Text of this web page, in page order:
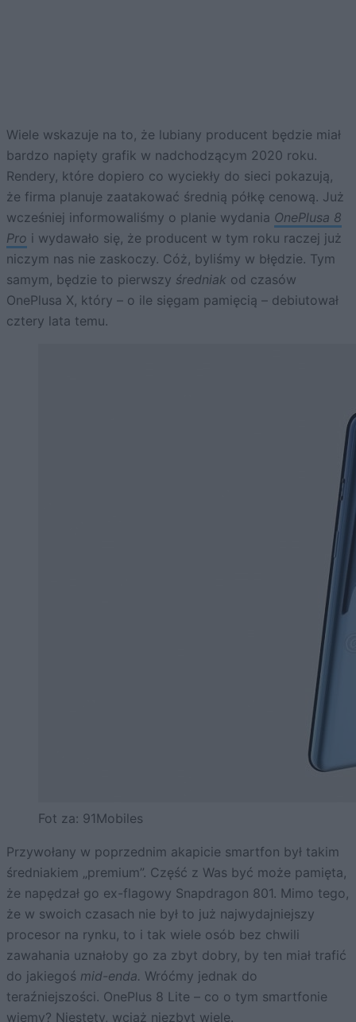
Wiele wskazuje na to, że lubiany producent będzie miał
bardzo napięty grafik w nadchodzącym 2020 roku.
Rendery, które dopiero co wyciekły do sieci pokazują,
że firma planuje zaatakować średnią półkę cenową. Już
wcześniej informowaliśmy o planie wydania OnePlusa 8
Pro i wydawało się, że producent w tym roku raczej już
niczym nas nie zaskoczy. Cóż, byliśmy w błędzie. Tym
samym, będzie to pierwszy średniak od czasów
OnePlusa X, który – o ile sięgam pamięcią – debiutował
cztery lata temu.
Fot za: 91Mobiles
Przywołany w poprzednim akapicie smartfon był takim
średniakiem „premium”. Część z Was być może pamięta,
że napędzał go ex-flagowy Snapdragon 801. Mimo tego,
że w swoich czasach nie był to już najwydajniejszy
procesor na rynku, to i tak wiele osób bez chwili
zawahania uznałoby go za zbyt dobry, by ten miał trafić
do jakiegoś mid-enda. Wróćmy jednak do
teraźniejszości. OnePlus 8 Lite – co o tym smartfonie
wiemy? Niestety, wciąż niezbyt wiele.